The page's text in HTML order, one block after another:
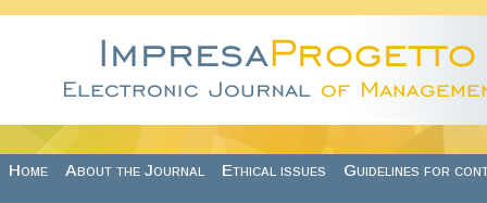
Home About the Journal Ethical issues Guidelines for